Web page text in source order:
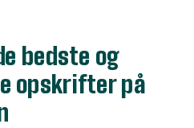
bedste og
opskrifter på